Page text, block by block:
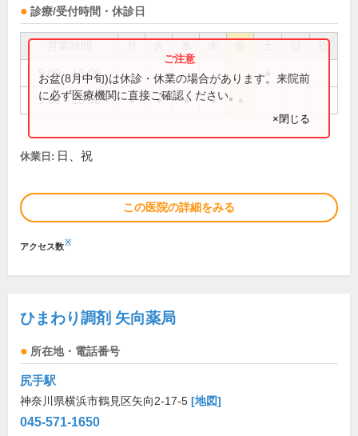
診療/受付時間・休診日
祝
9:00～13:00
9:00～18:00 ● ● ● ●
お盆(8月中旬)は休診・休業の場合があります。来院前
に必ず医療機関に直接ご確認ください。
×閉じる
休業日: 日、祝
この医院の詳細をみる
アクセス数※
ひまわり調剤 矢向薬局
所在地・電話番号
尻手駅
神奈川県横浜市鶴見区矢向2-17-5 [地図]
045-571-1650